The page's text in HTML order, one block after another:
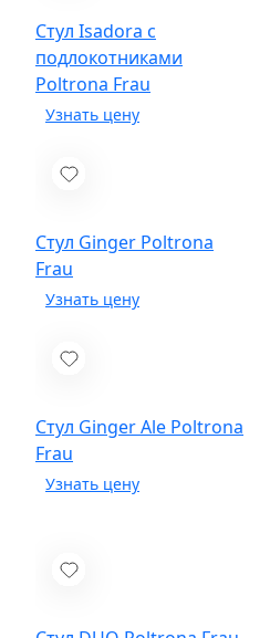
Стул Isadora с
подлокотниками
Poltrona Frau
Стул Ginger Poltrona
Frau
Стул Ginger Ale Poltrona
Frau